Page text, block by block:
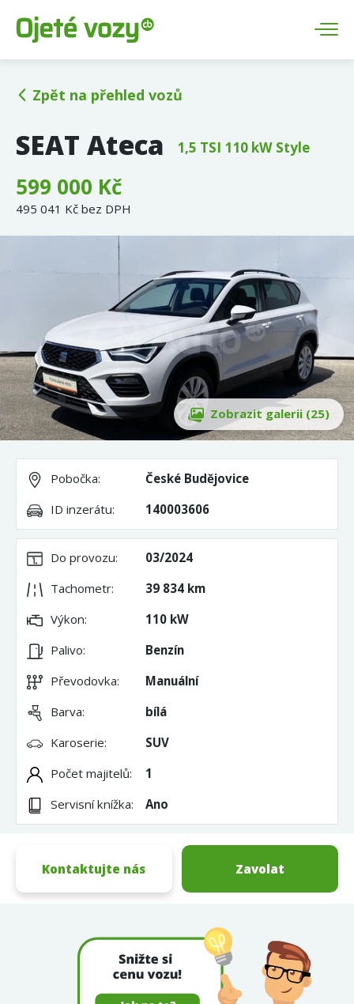
Zpět na přehled vozů
SEAT Ateca 1,5 TSI 110 kW Style
599 000 Kč
495 041 Kč bez DPH
Pobočka:
České Budějovice
ID inzerátu:
140003606
Do provozu:
03/2024
Tachometr:
39 834 km
Výkon:
110 kW
Palivo:
Benzín
Převodovka:
Manuální
Barva:
bílá
Karoserie:
SUV
Počet majitelů:
1
Servisní knížka:
Ano
Zobrazit galerii (25)
Kontaktujte nás Zavolat